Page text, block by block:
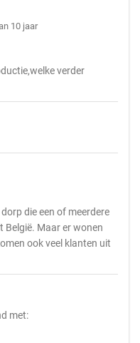
10 jaar
verder
die een of meerdere
België. Maar er wonen
ook veel klanten uit
met: